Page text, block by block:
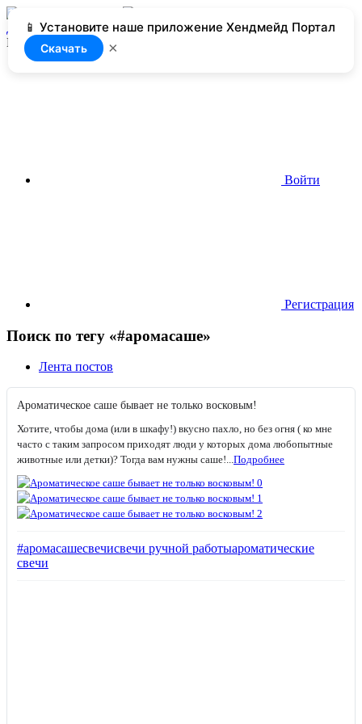
📱 Установите наше приложение Хендмейд Портал
Скачать ×
Добавить
Нет доступа
Войти
Регистрация
Поиск по тегу «#аромасаше»
Лента постов
Ароматическое саше бывает не только восковым!
Хотите, чтобы дома (или в шкафу!) вкусно пахло, но без огня ( ко мне
часто с таким запросом приходят люди у которых дома любопытные
животные или детки)? Тогда вам нужны саше!...Подробнее
#аромасашесвечисвечи ручной работыароматические
свечи